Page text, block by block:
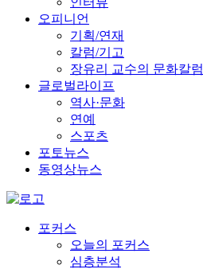
오피니언
기획/연재
칼럼/기고
장유리 교수의 문화칼럼
글로벌라이프
역사·문화
연예
스포츠
포토뉴스
동영상뉴스
포커스
오늘의 포커스
심층분석